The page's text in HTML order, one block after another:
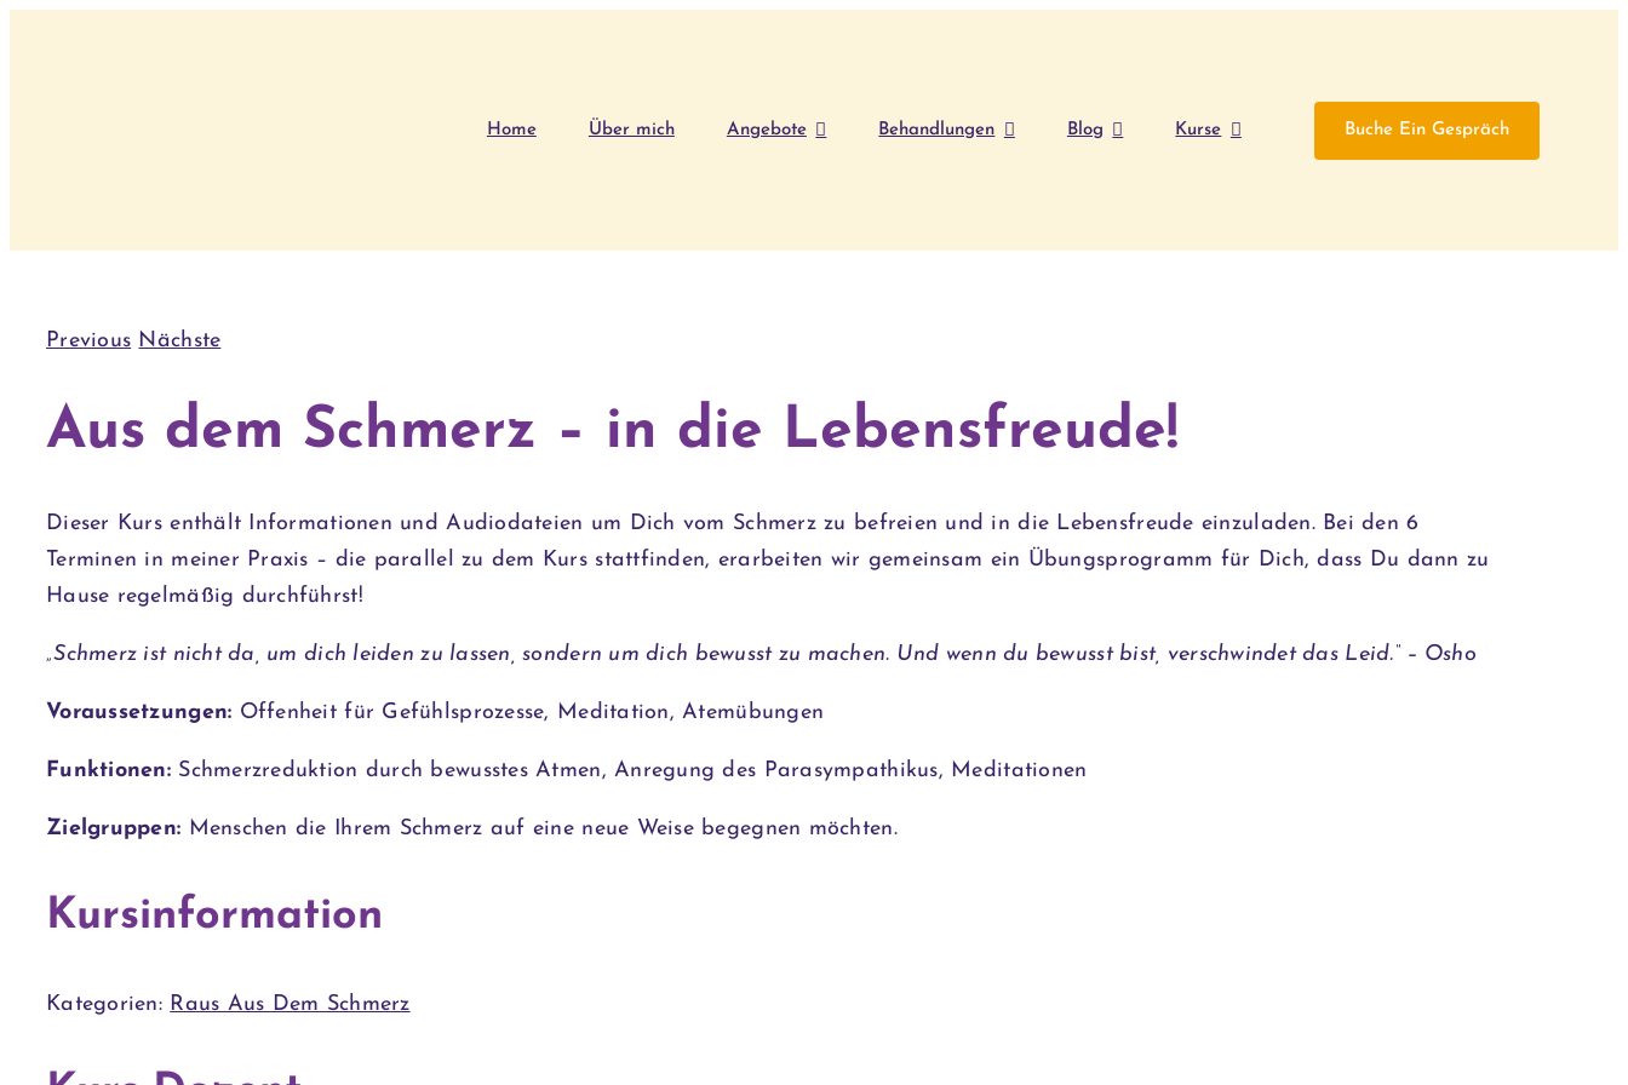
Home Über mich Angebote Behandlungen Blog Kurse Buche Ein Gespräch
Previous Nächste
Aus dem Schmerz – in die Lebensfreude!
Dieser Kurs enthält Informationen und Audiodateien um Dich vom Schmerz zu befreien und in die Lebensfreude einzuladen. Bei den 6
Terminen in meiner Praxis – die parallel zu dem Kurs stattfinden, erarbeiten wir gemeinsam ein Übungsprogramm für Dich, dass Du dann zu
Hause regelmäßig durchführst!
„Schmerz ist nicht da, um dich leiden zu lassen, sondern um dich bewusst zu machen. Und wenn du bewusst bist, verschwindet das Leid.“ – Osho
Voraussetzungen: Offenheit für Gefühlsprozesse, Meditation, Atemübungen
Funktionen:Schmerzreduktion durch bewusstes Atmen, Anregung des Parasympathikus, Meditationen
Zielgruppen: Menschen die Ihrem Schmerz auf eine neue Weise begegnen möchten.
Kursinformation
Kategorien: Raus Aus Dem Schmerz